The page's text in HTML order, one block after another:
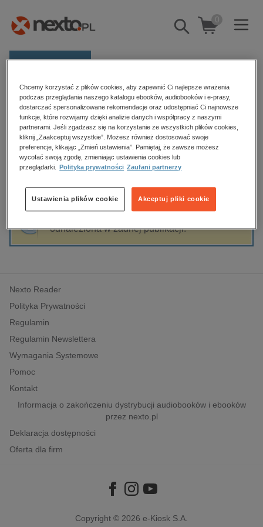
Pokaż/schowaj
wyszukiwarkę
0
E-prasa
Kategorie
Zobacz wszystkie E-prasa
budownictwo, aranżacja wnętrz
biznesowe, branżowe, gospodarka
edukacja
hobby, sport, rozrywka
komputery, internet, technologie, informatyka
polityka, społeczno-informacyjne
psychologiczne
inne
popularno-naukowe
historia
Strona główna Gianluigi Buffon
Gianluigi Buffon
Sortowanie Filtrowanie
odnaleziona w żadnej publikacji.
Nexto Reader
Polityka Prywatności
Regulamin
Regulamin Newslettera
Wymagania Systemowe
Pomoc
Kontakt
Informacja o zakończeniu dystrybucji audiobooków i ebooków
przez nexto.pl
Deklaracja dostępności
Oferta dla firm
Copyright © 2026 e-Kiosk S.A.
Chcemy korzystać z plików cookies, aby zapewnić Ci najlepsze wrażenia
podczas przeglądania naszego katalogu ebooków, audiobooków i e-prasy,
dostarczać spersonalizowane rekomendacje oraz udostępniać Ci najnowsze
funkcje, które rozwijamy dzięki analizie danych i współpracy z naszymi
partnerami. Jeśli zgadzasz się na korzystanie ze wszystkich plików cookies,
kliknij „Zaakceptuj wszystkie”. Możesz również dostosować swoje
preferencje, klikając „Zmień ustawienia”. Pamiętaj, że zawsze możesz
wycofać swoją zgodę, zmieniając ustawienia cookies lub
przeglądarki.
Polityka prywatności Zaufani partnerzy
Akceptuj pliki cookie
Ustawienia plików cookie